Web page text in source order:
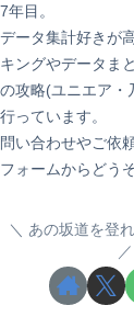
7年目。
データ集計好きが
キングやデータま
の攻略(ユニエア・
行っています。
問い合わせやご依
フォームからどうぞ
あの坂道を登